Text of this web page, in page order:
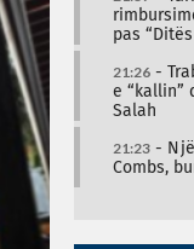
pas
21:26 -
e “kallin”
Salah
21:23 -
Combs,